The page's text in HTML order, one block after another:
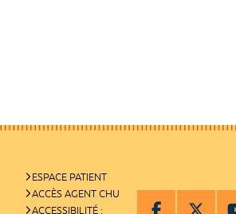
ESPACE PATIENT
ACCÈS AGENT CHU
ACCESSIBILITÉ :